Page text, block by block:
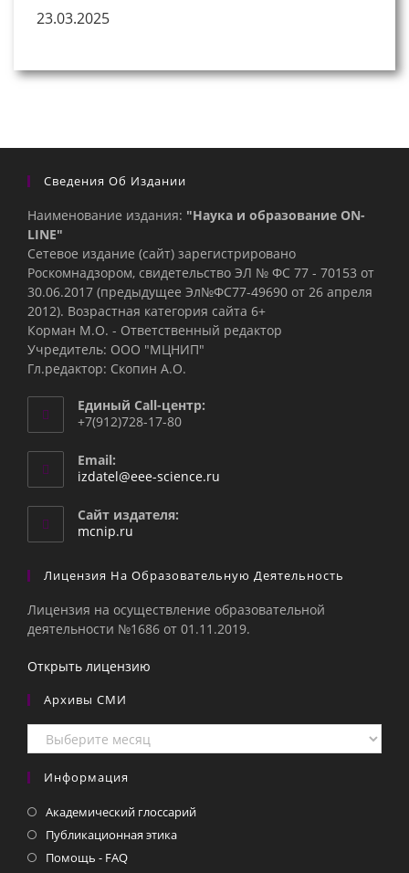
23.03.2025
Сведения Об Издании
Наименование издания: "Наука и образование ON-
LINE"
Сетевое издание (сайт) зарегистрировано
Роскомнадзором, свидетельство ЭЛ № ФС 77 - 70153 от
30.06.2017 (предыдущее Эл№ФC77-49690 от 26 апреля
2012). Возрастная категория сайта 6+
Корман М.О. - Ответственный редактор
Учредитель: ООО "МЦНИП"
Гл.редактор: Скопин А.О.
Единый Call-центр:
+7(912)728-17-80
Email:
izdatel@eee-science.ru
Сайт издателя:
mcnip.ru
Лицензия На Образовательную Деятельность
Лицензия на осуществление образовательной
деятельности №1686 от 01.11.2019.
Открыть лицензию
Архивы СМИ
Архивы
СМИ
Информация
Академический глоссарий
Публикационная этика
Помощь - FAQ